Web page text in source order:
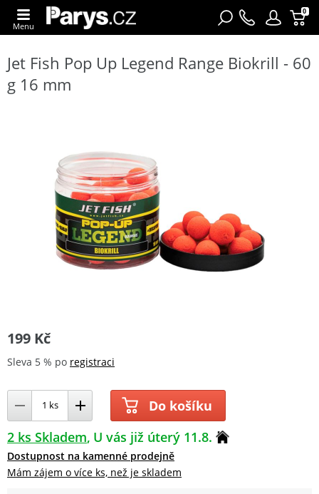
0
Menu
Jet Fish Pop Up Legend Range Biokrill - 60
g 16 mm
199 Kč
Sleva 5 % po registraci
Do košíku
2 ks Skladem U vás již úterý 11.8.
Dostupnost na kamenné prodejně
Mám zájem o více ks, než je skladem